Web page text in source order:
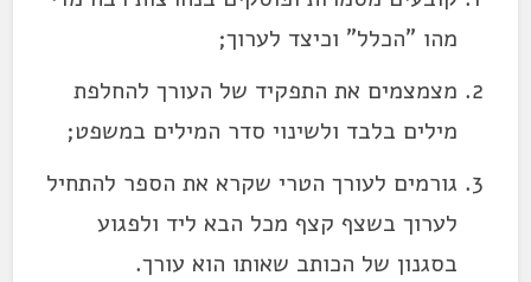
מהו "הכלל" וכיצד לערוך;
מצמצמים את התפקיד של העורך להחלפת
מילים בלבד ולשינוי סדר המילים במשפט;
גורמים לעורך הטרי שקרא את הספר להתחיל
לערוך בשצף קצף מכל הבא ליד ולפגוע
בסגנון של הכותב שאותו הוא עורך.